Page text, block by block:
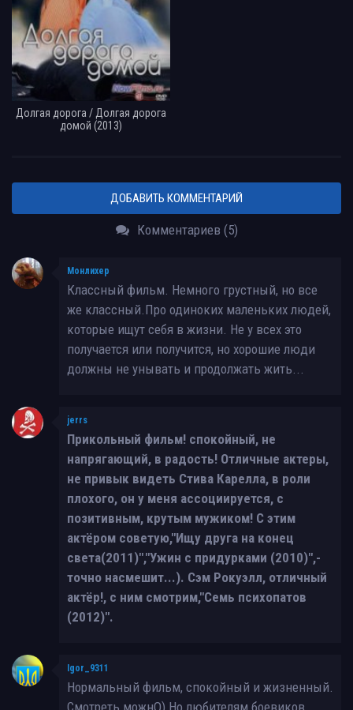
Долгая дорога / Долгая дорога
домой (2013)
ДОБАВИТЬ КОММЕНТАРИЙ
Комментариев (5)
Монлихер
Классный фильм. Немного грустный, но все
же классный.Про одиноких маленьких людей,
которые ищут себя в жизни. Не у всех это
получается или получится, но хорошие люди
должны не унывать и продолжать жить...
jerrs
Прикольный фильм! спокойный, не
напрягающий, в радость! Отличные актеры,
не привык видеть Стива Карелла, в роли
плохого, он у меня ассоциируется, с
позитивным, крутым мужиком! С этим
актёром советую,"Ищу друга на конец
света(2011)","Ужин с придурками (2010)",-
точно насмешит...). Сэм Рокуэлл, отличный
актёр!, с ним смотрим,"Семь психопатов
(2012)".
Igor_9311
Нормальный фильм, спокойный и жизненный.
Смотреть можнО) Но любителям боевиков